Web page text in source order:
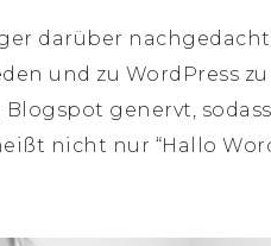
darüber
und zu WordPress
genervt,
nicht nur “Hallo